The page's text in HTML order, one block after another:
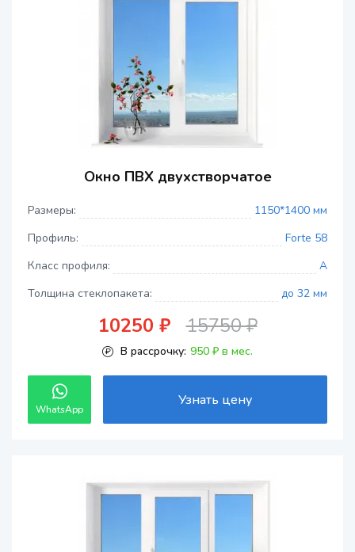
Окно ПВХ двухстворчатое
Размеры:
1150*1400 мм
Профиль:
Forte 58
Класс профиля:
A
Толщина стеклопакета:
до 32 мм
10250 ₽ 15750 ₽
В рассрочку: 950 ₽ в мес.
WhatsApp
Узнать цену